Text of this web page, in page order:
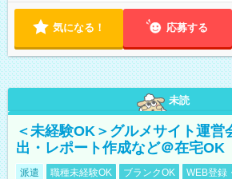
気になる！ 応募する
未読
＜未経験OK＞グルメサイト運営
出・レポート作成など＠在宅OK
派遣 職種未経験OK ブランクOK WEB登録